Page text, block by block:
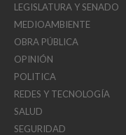
LEGISLATURA Y SENADO
MEDIOAMBIENTE
OBRA PÚBLICA
OPINIÓN
POLITICA
REDES Y TECNOLOGÍA
SALUD
SEGURIDAD